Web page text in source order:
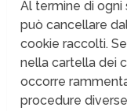
Al termine di ogni
può cancellare
cookie raccolti.
nella cartella dei
occorre
procedure